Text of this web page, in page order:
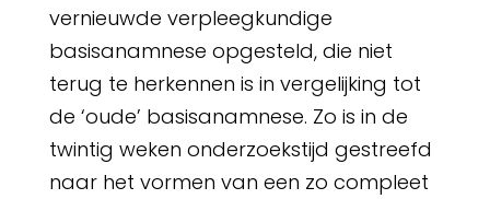
vernieuwde verpleegkundige
basisanamnese opgesteld, die niet
terug te herkennen is in vergelijking tot
de ‘oude’ basisanamnese. Zo is in de
twintig weken onderzoekstijd gestreefd
naar het vormen van een zo compleet